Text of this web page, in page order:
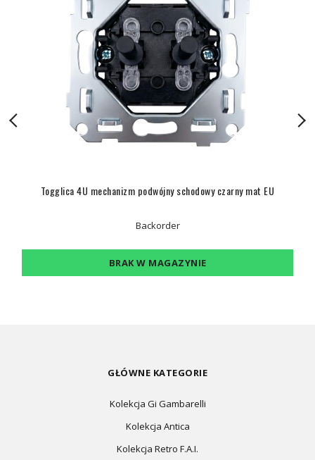
Togglica 4U mechanizm podwójny schodowy czarny mat EU
Backorder
BRAK W MAGAZYNIE
GŁÓWNE KATEGORIE
Kolekcja Gi Gambarelli
Kolekcja Antica
Kolekcja Retro F.A.I.